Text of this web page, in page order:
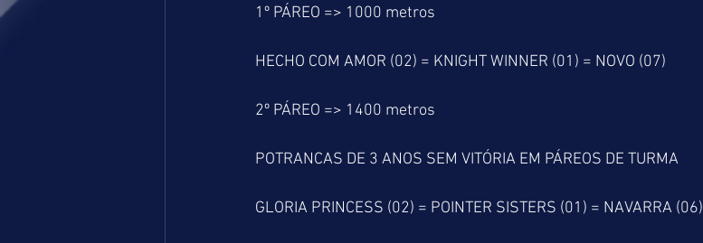
1º PÁREO => 1000 metros
HECHO COM AMOR (02) = KNIGHT WINNER (01) = NOVO (07)
2º PÁREO => 1400 metros
POTRANCAS DE 3 ANOS SEM VITÓRIA EM PÁREOS DE TURMA
GLORIA PRINCESS (02) = POINTER SISTERS (01) = NAVARRA (06)